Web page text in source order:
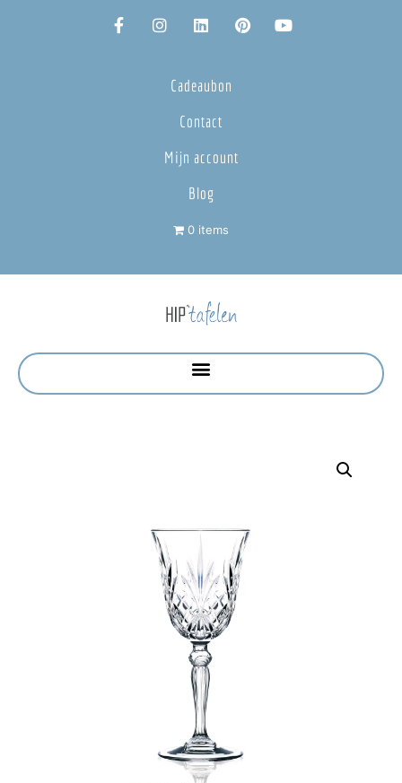
Cadeaubon
Contact
Mijn account
Blog
0 items